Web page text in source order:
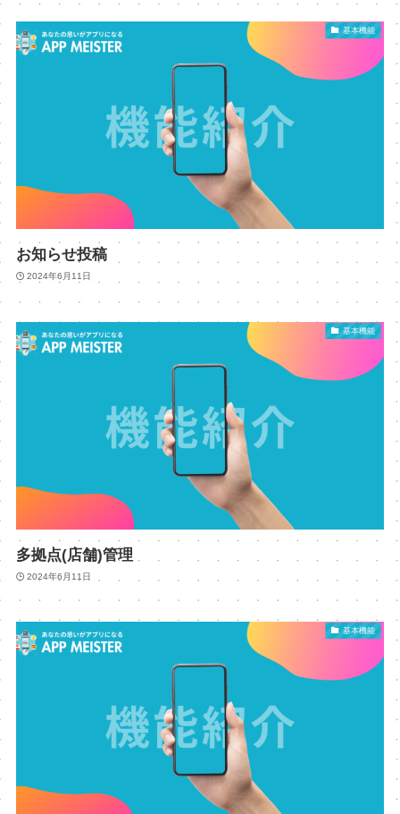
基本機能
お知らせ投稿
2024年6月11日
基本機能
多拠点(店舗)管理
2024年6月11日
基本機能